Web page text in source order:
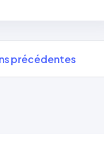
précédentes